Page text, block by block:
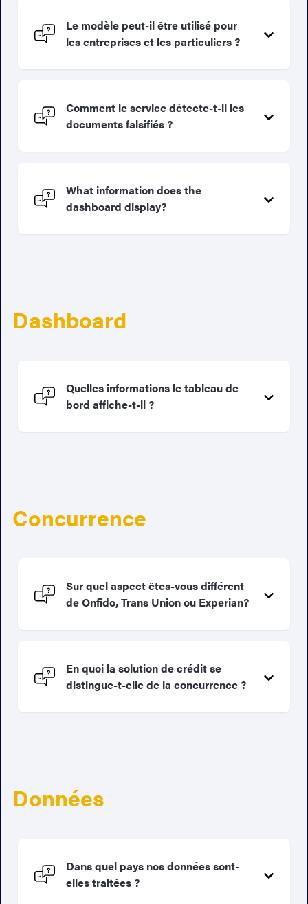
Le modèle peut-il être utilisé pour
les entreprises et les particuliers ?
Comment le service détecte-t-il les
documents falsifiés ?
What information does the
dashboard display?
Dashboard
Quelles informations le tableau de
bord affiche-t-il ?
Concurrence
Sur quel aspect êtes-vous différent
de Onfido, Trans Union ou Experian?
En quoi la solution de crédit se
distingue-t-elle de la concurrence ?
Données
Dans quel pays nos données sont-
elles traitées ?